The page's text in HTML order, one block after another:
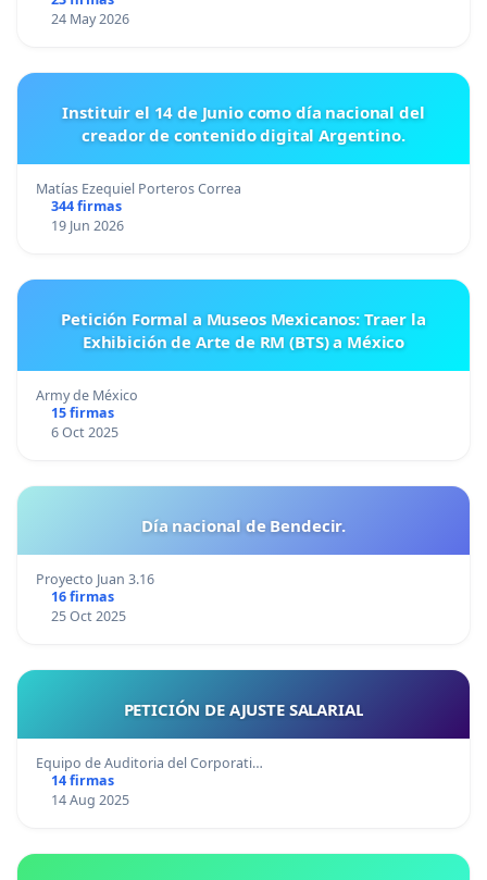
24 May 2026
Instituir el 14 de Junio como día nacional del
creador de contenido digital Argentino.
Matías Ezequiel Porteros Correa
344 firmas
19 Jun 2026
Petición Formal a Museos Mexicanos: Traer la
Exhibición de Arte de RM (BTS) a México
Army de México
15 firmas
6 Oct 2025
Día nacional de Bendecir.
Proyecto Juan 3.16
16 firmas
25 Oct 2025
PETICIÓN DE AJUSTE SALARIAL
Equipo de Auditoria del Corporati…
14 firmas
14 Aug 2025